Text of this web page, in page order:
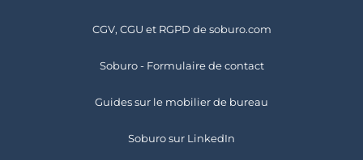
CGV, CGU et RGPD de soburo.com
Soburo - Formulaire de contact
Guides sur le mobilier de bureau
Soburo sur LinkedIn